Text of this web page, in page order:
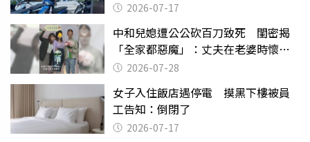
2026-07-17
中和兒媳遭公公砍百刀致死 閨密揭
「全家都惡魔」：丈夫在老婆時懷孕
摔東西
2026-07-28
女子入住飯店遇停電 摸黑下樓被員
工告知：倒閉了
2026-07-17